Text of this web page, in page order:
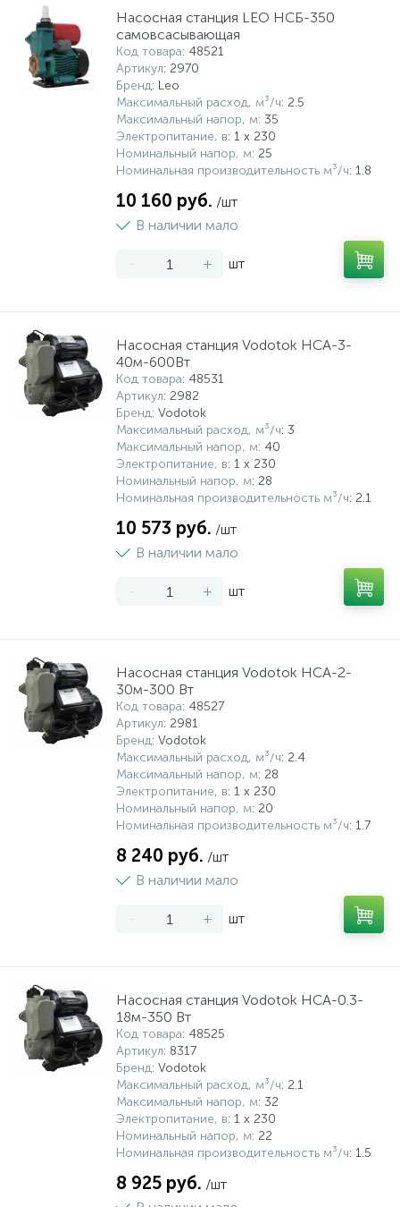
Насосная станция LEO НСБ-350
самовсасывающая
Код товара: 48521
Артикул: 2970
Бренд: Leo
Максимальный расход, м³/ч: 2.5
Максимальный напор, м: 35
Электропитание, в: 1 x 230
Номинальный напор, м: 25
Номинальная производительность м³/ч: 1.8
10 160 руб. /шт
В наличии мало
- + шт
Насосная станция Vodotok НСА-3-
40м-600Вт
Код товара: 48531
Артикул: 2982
Бренд: Vodotok
Максимальный расход, м³/ч: 3
Максимальный напор, м: 40
Электропитание, в: 1 x 230
Номинальный напор, м: 28
Номинальная производительность м³/ч: 2.1
10 573 руб. /шт
В наличии мало
- + шт
Насосная станция Vodotok НСА-2-
30м-300 Вт
Код товара: 48527
Артикул: 2981
Бренд: Vodotok
Максимальный расход, м³/ч: 2.4
Максимальный напор, м: 28
Электропитание, в: 1 x 230
Номинальный напор, м: 20
Номинальная производительность м³/ч: 1.7
8 240 руб. /шт
В наличии мало
- + шт
Насосная станция Vodotok НСА-0.3-
18м-350 Вт
Код товара: 48525
Артикул: 8317
Бренд: Vodotok
Максимальный расход, м³/ч: 2.1
Максимальный напор, м: 32
Электропитание, в: 1 x 230
Номинальный напор, м: 22
Номинальная производительность м³/ч: 1.5
8 925 руб. /шт